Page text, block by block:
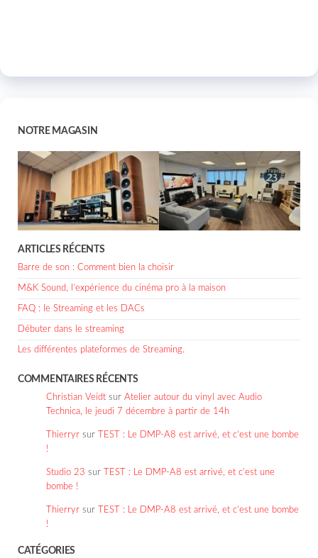
NOTRE MAGASIN
ARTICLES RÉCENTS
Barre de son : Comment bien la choisir
M&K Sound, l’expérience du cinéma pro à la maison
FAQ : le Streaming et les DACs
Débuter dans le streaming
Les différentes plateformes de Streaming.
COMMENTAIRES RÉCENTS
Christian Veidt sur Atelier autour du vinyl avec Audio
Technica, le jeudi 7 décembre à partir de 14h
Thierryr sur
TEST : Le DMP-A8 est arrivé, et c’est une bombe
!
Studio 23 sur
TEST : Le DMP-A8 est arrivé, et c’est une
bombe !
Thierryr sur
TEST : Le DMP-A8 est arrivé, et c’est une bombe
!
CATÉGORIES